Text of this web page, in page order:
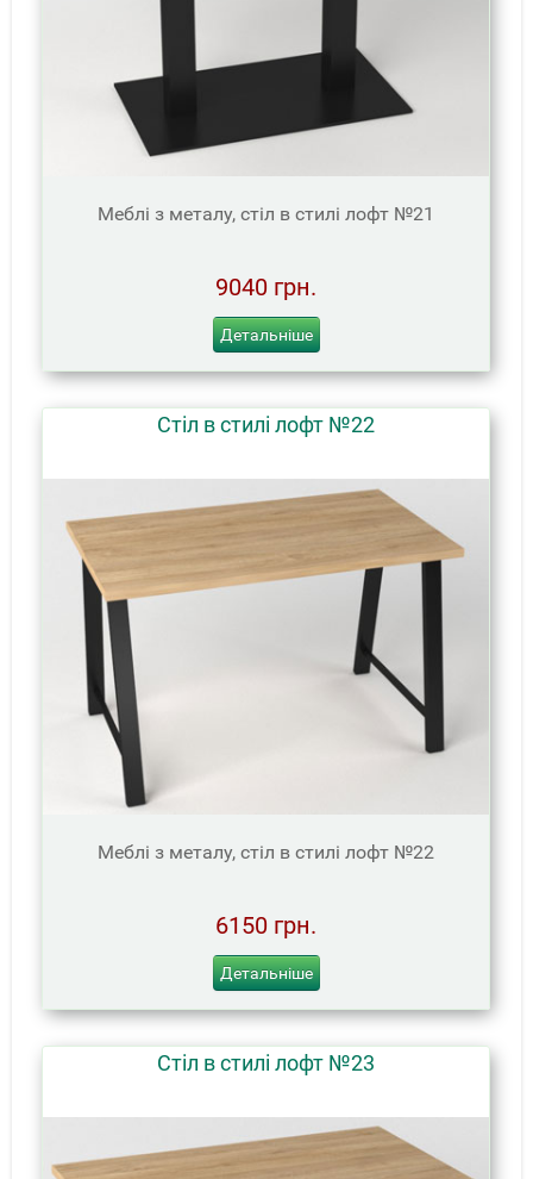
Меблі з металу, стіл в стилі лофт №21
9040 грн.
Детальніше
Стіл в стилі лофт №22
Меблі з металу, стіл в стилі лофт №22
6150 грн.
Детальніше
Стіл в стилі лофт №23